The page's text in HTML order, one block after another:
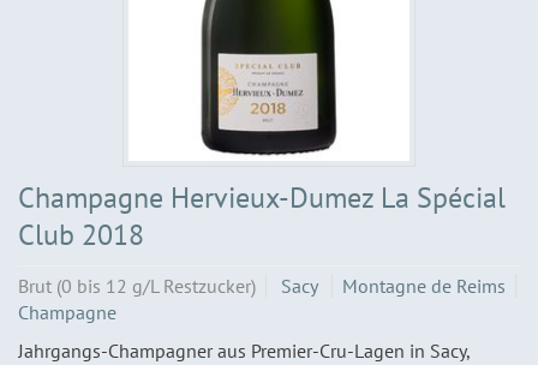
Champagne Hervieux-Dumez La Spécial
Club 2018
Brut (0 bis 12 g/L Restzucker) Sacy
Montagne de Reims
Champagne
Jahrgangs-Champagner aus Premier-Cru-Lagen in Sacy,